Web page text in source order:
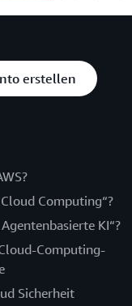
erstellen
Computing“?
KI“?
Computing-
Sicherheit